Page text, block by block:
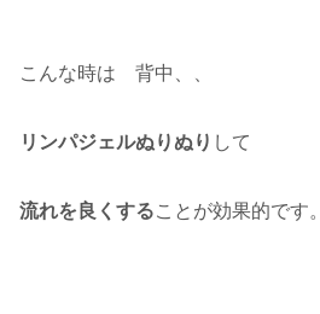
こんな時は 背中、、
リンパジェルぬりぬり して
流れを良くすることが効果的です。